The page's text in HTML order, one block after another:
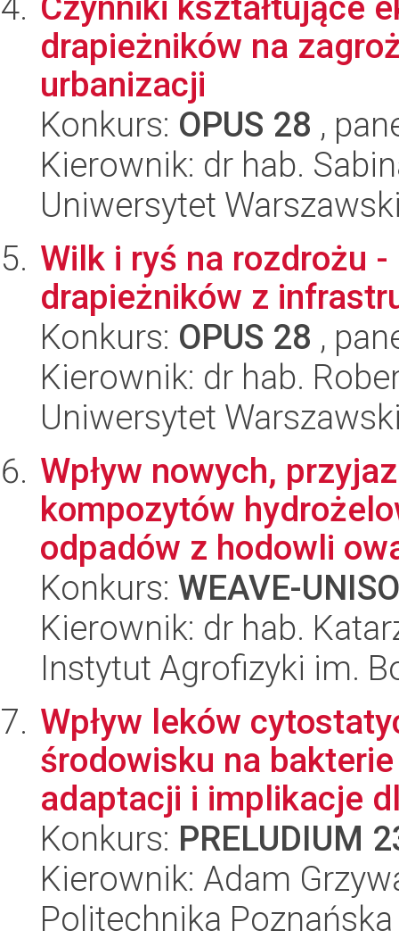
drapieżników na
urbanizacji
Konkurs: OPUS 28 ,
Kierownik: dr hab.
Uniwersytet
Wilk i ryś na rozdrożu
drapieżników z
Konkurs: OPUS 28 ,
Kierownik: dr hab.
Uniwersytet
Wpływ nowych,
kompozytów
odpadów z hodowli
Konkurs: WEAVE-
Kierownik: dr hab.
Instytut Agrofizyki im.
Wpływ leków
środowisku na
adaptacji i implikacje
Konkurs: PRELUDIUM
Kierownik: Adam
Politechnika Poznańska